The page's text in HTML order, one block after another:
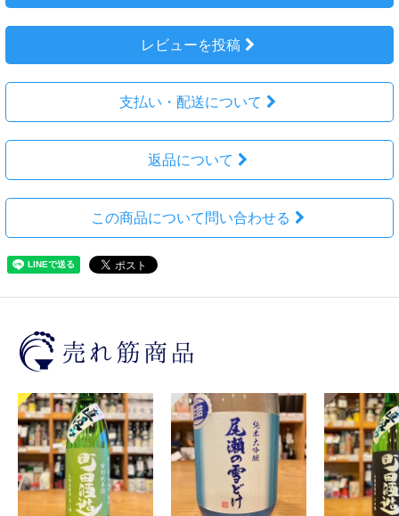
レビューを投稿
支払い・配送について
返品について
この商品について問い合わせる